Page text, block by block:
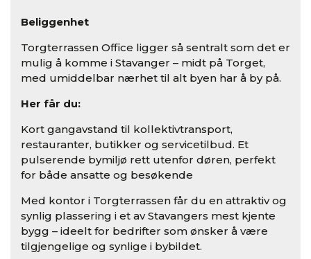
Beliggenhet
Torgterrassen Office ligger så sentralt som det er
mulig å komme i Stavanger – midt på Torget,
med umiddelbar nærhet til alt byen har å by på.
Her får du:
Kort gangavstand til kollektivtransport,
restauranter, butikker og servicetilbud. Et
pulserende bymiljø rett utenfor døren, perfekt
for både ansatte og besøkende
Med kontor i Torgterrassen får du en attraktiv og
synlig plassering i et av Stavangers mest kjente
bygg – ideelt for bedrifter som ønsker å være
tilgjengelige og synlige i bybildet.